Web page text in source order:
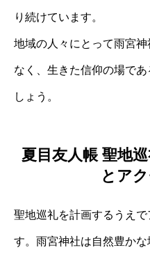
り続けています。
地域の人々にとって雨宮
なく、生きた信仰の場で
しょう。
夏目友人帳 聖地
とア
聖地巡礼を計画するうえ
す。雨宮神社は自然豊か